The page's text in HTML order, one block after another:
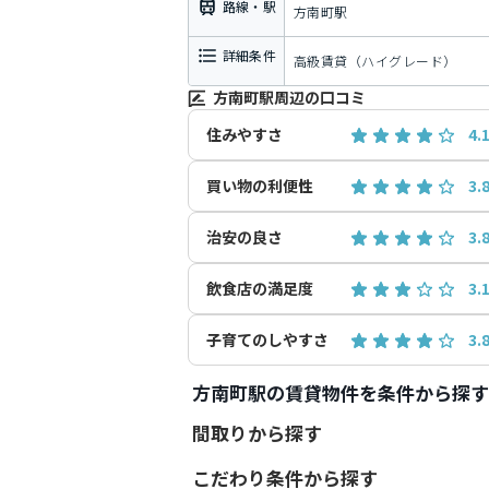
路線・駅 方南町駅
詳細条件 高級賃貸（ハイグレード）
方南町駅周辺の口コミ
住みやすさ
買い物の利便性
治安の良さ
飲食店の満足度
子育てのしやすさ
方南町駅の賃貸物件を条件から探す
間取りから探す
こだわり条件から探す